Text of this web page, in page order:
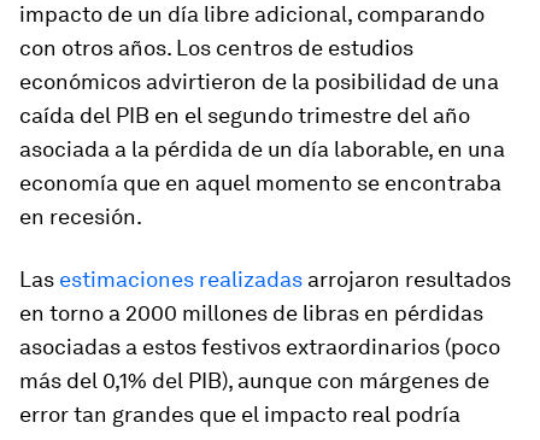
impacto de un día libre adicional, comparando
con otros años. Los centros de estudios
económicos advirtieron de la posibilidad de una
caída del PIB en el segundo trimestre del año
asociada a la pérdida de un día laborable, en una
economía que en aquel momento se encontraba
en recesión.
Las estimaciones realizadas arrojaron resultados
en torno a 2000 millones de libras en pérdidas
asociadas a estos festivos extraordinarios (poco
más del 0,1% del PIB), aunque con márgenes de
error tan grandes que el impacto real podría